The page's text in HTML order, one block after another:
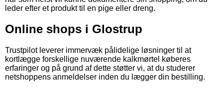
leder efter et produkt til en pige eller dreng.
Online shops i Glostrup
Trustpilot leverer immervæk pålidelige løsninger til at
kortlægge forskellige nuværende kalkmørtel køberes
erfaringer og på grund af dette støtter vi, at du studerer
netshoppens anmeldelser inden du lægger din bestilling.